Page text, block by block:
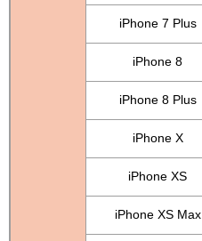
iPhone 7 Plus
iPhone 8
iPhone 8 Plus
iPhone X
iPhone XS
iPhone XS Max